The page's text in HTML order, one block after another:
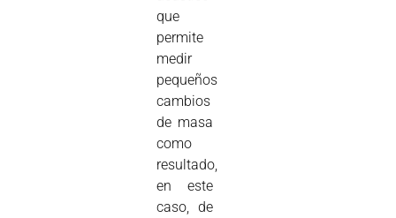
que
permite
medir
pequeños
cambios
de masa
como
resultado,
en este
caso, de